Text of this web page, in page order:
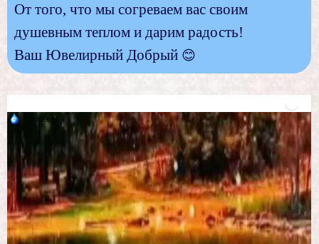
От того, что мы согреваем вас своим
душевным теплом и дарим радость!
Ваш Ювелирный Добрый 😊